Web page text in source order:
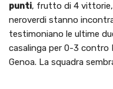
punti, frutto di 4 vittorie,
neroverdi stanno
testimoniano le ultime
casalinga per 0-3 contro
Genoa. La squadra